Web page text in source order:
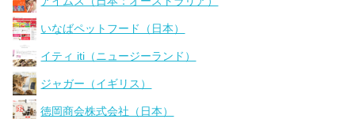
いなばペットフード（日本）
イティ iti（ニュージーランド）
ジャガー（イギリス）
徳岡商会株式会社（日本）